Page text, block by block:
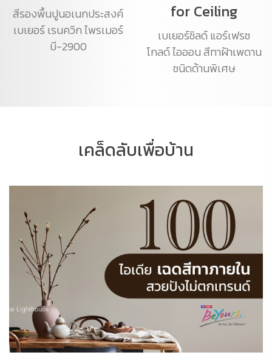
สีรองพื้นปูนอเนกประสงค์
เบเยอร์ เรนควิก ไพรเมอร์
บี-2900
for Ceiling
เบเยอร์ชิลด์ แอร์เฟรช
โกลด์ ไอออน สีทาฝ้าเพดาน
ชนิดด้านพิเศษ
เคล็ดลับเพื่อบ้าน